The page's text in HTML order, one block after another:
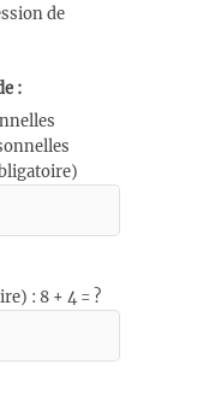
de
:
: 8 + 4 = ?